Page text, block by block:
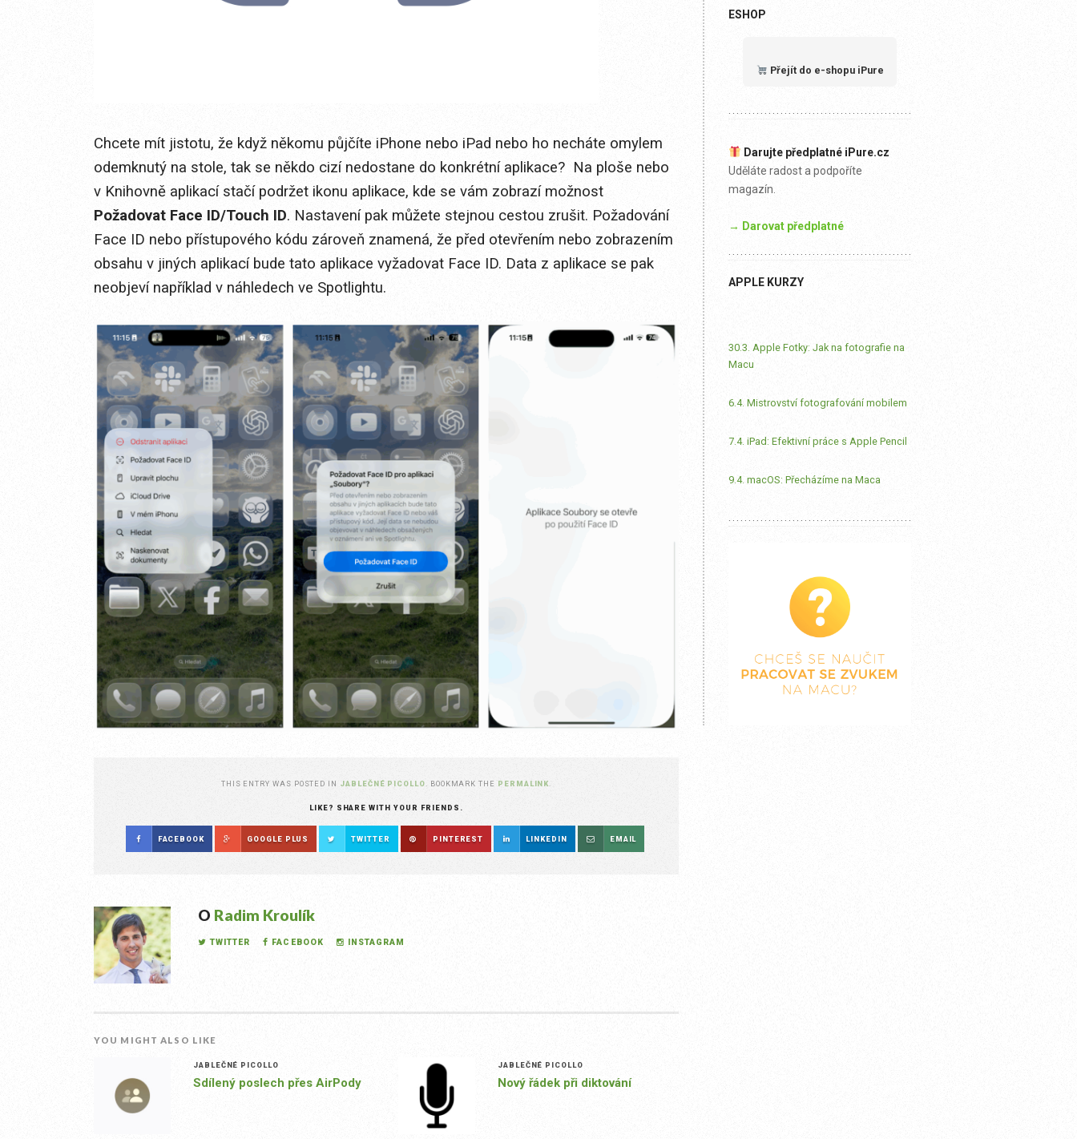
Chcete mít jistotu, že když někomu půjčíte iPhone nebo iPad nebo ho necháte omylem
odemknutý na stole, tak se někdo cizí nedostane do konkrétní aplikace? Na ploše nebo
v Knihovně aplikací stačí podržet ikonu aplikace, kde se vám zobrazí možnost
Požadovat Face ID/Touch ID. Nastavení pak můžete stejnou cestou zrušit. Požadování
Face ID nebo přístupového kódu zároveň znamená, že před otevřením nebo zobrazením
obsahu v jiných aplikací bude tato aplikace vyžadovat Face ID. Data z aplikace se pak
neobjeví například v náhledech ve Spotlightu.
THIS ENTRY WAS POSTED IN JABLEČNÉ PICOLLO. BOOKMARK THE PERMALINK.
LIKE? SHARE WITH YOUR FRIENDS.
FACEBOOK GOOGLE PLUS TWITTER PINTEREST LINKEDIN EMAIL
O Radim Kroulík
TWITTER FACEBOOK INSTAGRAM
YOU MIGHT ALSO LIKE
JABLEČNÉ PICOLLO
Sdílený poslech přes AirPody
JABLEČNÉ PICOLLO
Nový řádek při diktování
ESHOP
Přejít do e-shopu iPure
Darujte předplatné iPure.cz
Uděláte radost a podpoříte
magazín.
→ Darovat předplatné
APPLE KURZY
30.3. Apple Fotky: Jak na fotografie na
Macu
6.4. Mistrovství fotografování mobilem
7.4. iPad: Efektivní práce s Apple Pencil
9.4. macOS: Přecházíme na Maca